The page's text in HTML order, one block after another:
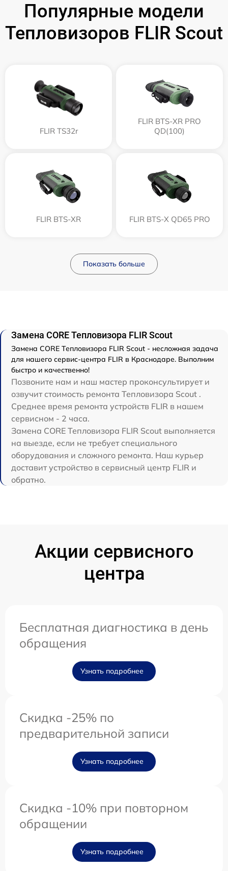
Популярные модели
Тепловизоров FLIR Scout
FLIR TS32r
FLIR BTS-XR PRO
QD(100)
FLIR BTS-XR FLIR BTS-X QD65 PRO
Показать больше
Замена CORE Тепловизора FLIR Scout
Замена CORE Тепловизора FLIR Scout - несложная задача
для нашего сервис-центра FLIR в Краснодаре. Выполним
быстро и качественно!
Позвоните нам и наш мастер проконсультирует и
озвучит стоимость ремонта Тепловизора Scout .
Среднее время ремонта устройств FLIR в нашем
сервисном - 2 часа.
Замена CORE Тепловизора FLIR Scout выполняется
на выезде, если не требует специального
оборудования и сложного ремонта. Наш курьер
доставит устройство в сервисный центр FLIR и
обратно.
Акции сервисного
центра
Бесплатная диагностика в день
обращения
Узнать подробнее
Скидка -25% по
предварительной записи
Узнать подробнее
Скидка -10% при повторном
обращении
Узнать подробнее